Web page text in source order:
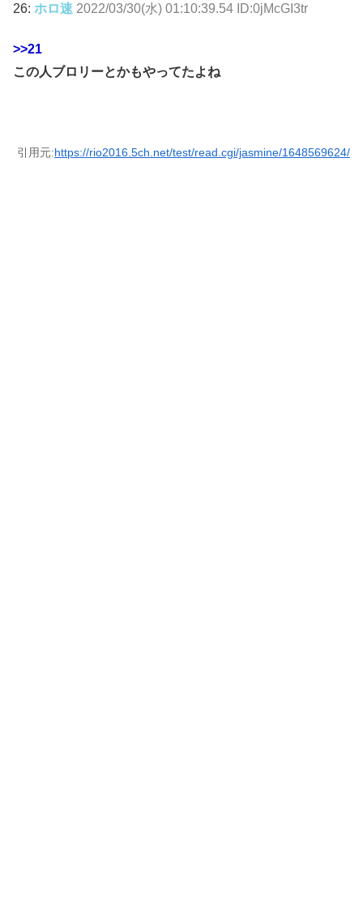
26: ホロ速 2022/03/30(水) 01:10:39.54 ID:0jMcGI3tr
>>21
この人ブロリーとかもやってたよね
引用元:https://rio2016.5ch.net/test/read.cgi/jasmine/1648569624/